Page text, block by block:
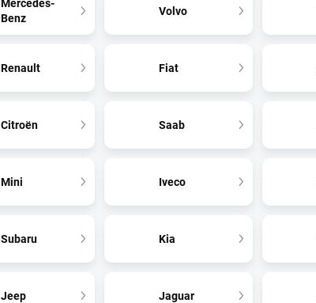
Mercedes-
Benz
Volvo
Renault Fiat
Citroën Saab
Mini Iveco
Subaru Kia
Jeep Jaguar